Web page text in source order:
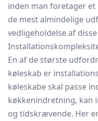
inden man foretager
de mest almindelige
vedligeholdelse af
En af de største
køleskab er
køleskabe skal passe
køkkenindretning, kan
og tidskrævende. Her